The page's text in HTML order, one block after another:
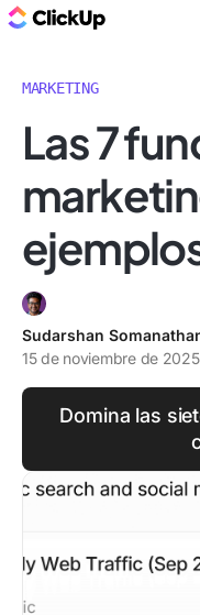
MARKETING
Las 7
Sudarshan
15 de noviembre de 2025
Domina las